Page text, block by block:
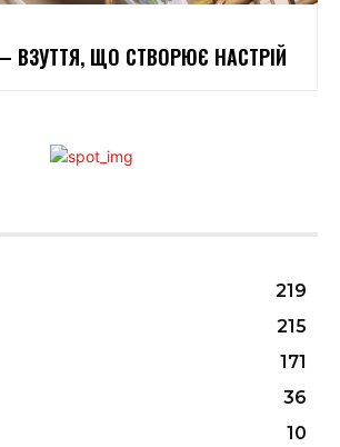
ВЗУТТЯ, ЩО СТВОРЮЄ НАСТРІЙ
219
215
171
36
10